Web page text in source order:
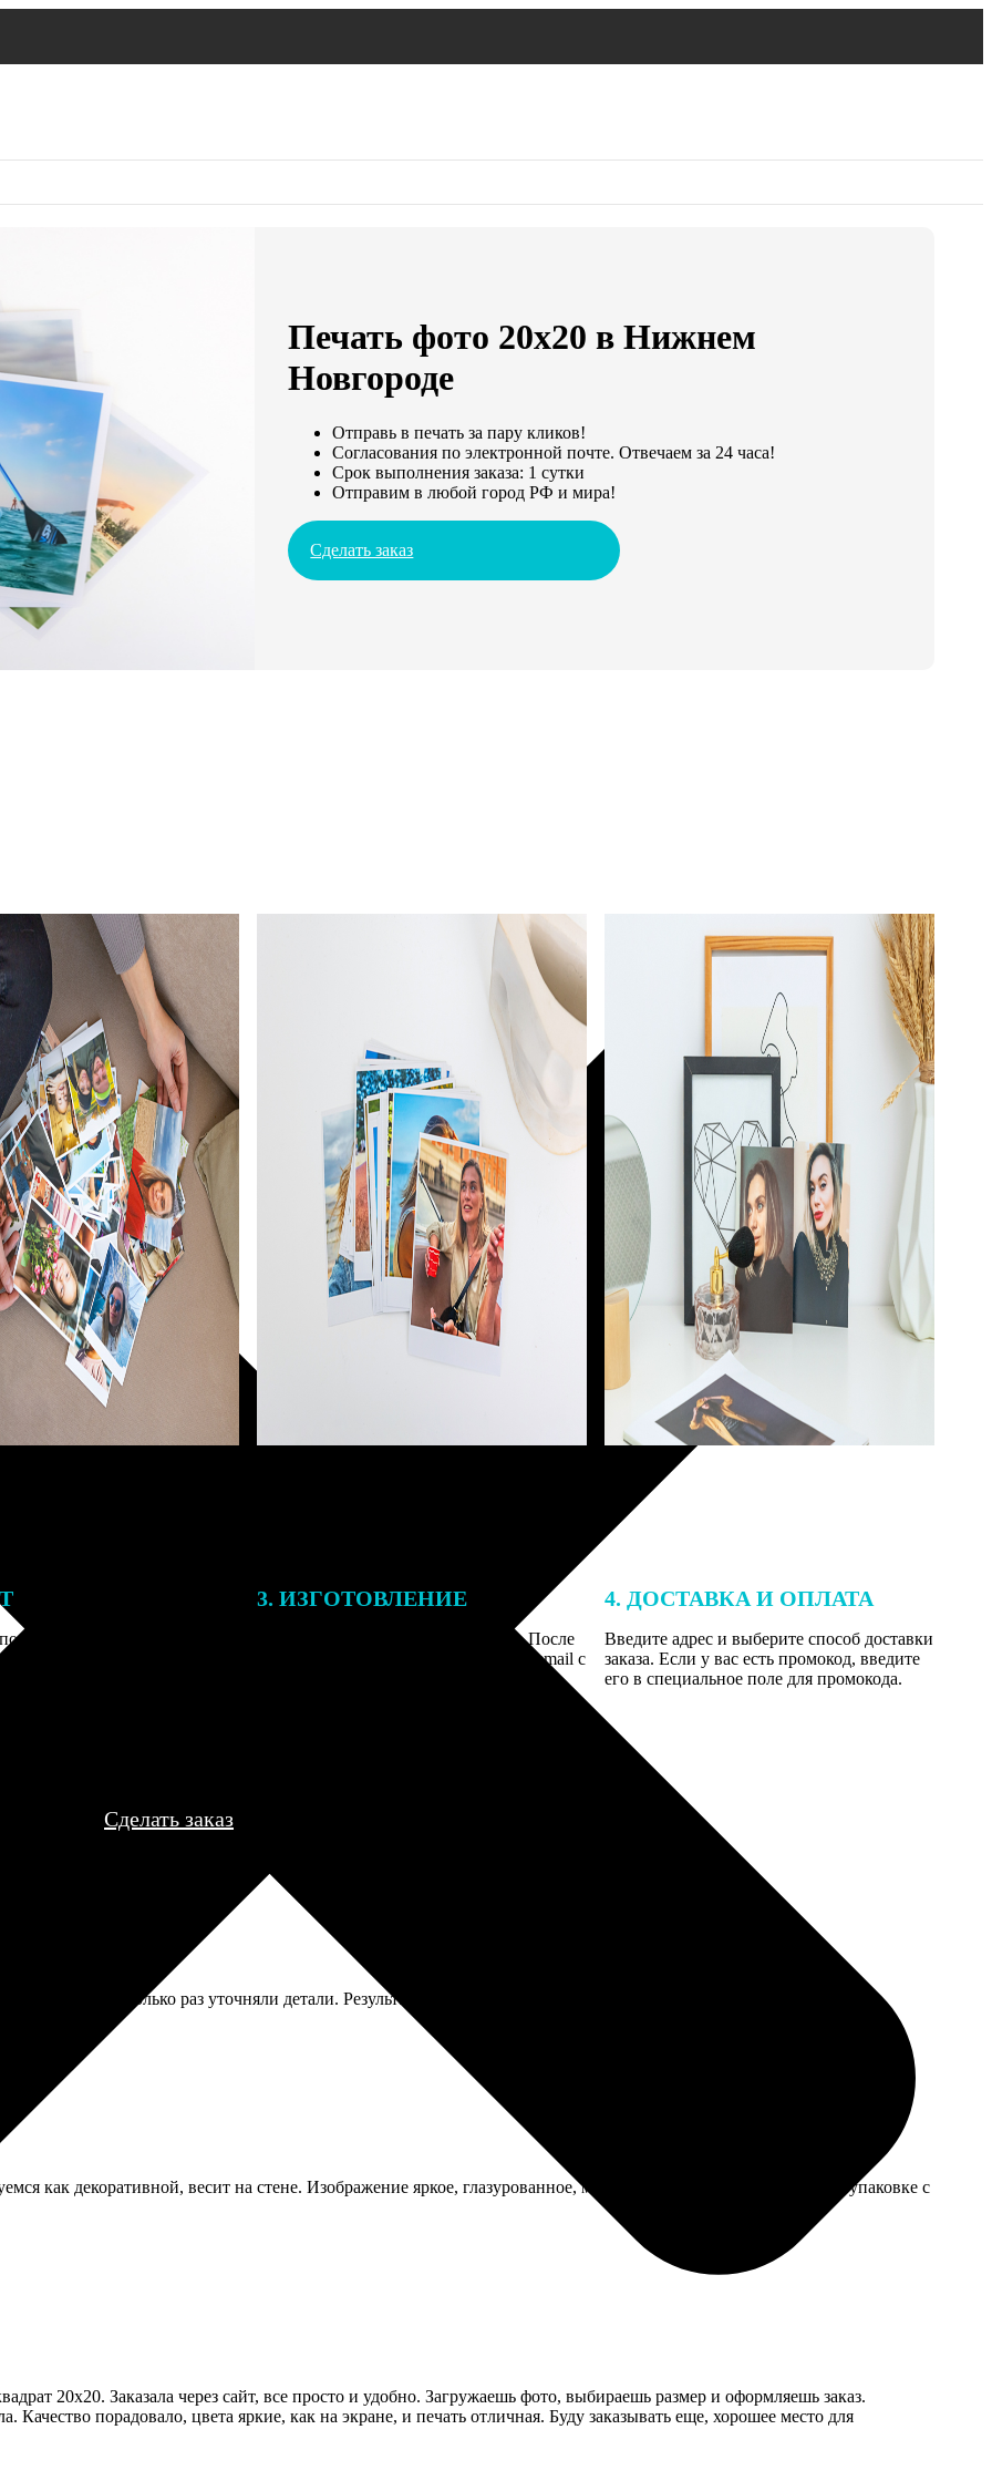
Печать фото 20х20 в Нижнем
Новгороде
Отправь в печать за пару кликов!
Согласования по электронной почте. Отвечаем за 24 часа!
Срок выполнения заказа: 1 сутки
Отправим в любой город РФ и мира!
Сделать заказ
заказа к печати
могут связаться с Вами
телефону или email для
деталей.
3. ИЗГОТОВЛЕНИЕ
Оплатите заказ банковской картой. После
оплаты получите подтверждение на email с
описанием заказа. Когда отправим заказ
4. ДОСТАВКА И ОПЛАТА
Введите адрес и выберите способ доставки
заказа. Если у вас есть промокод, введите
его в специальное поле для промокода.
Сделать заказ
долго, несколько раз уточняли детали. Результат стоил того, жена в восторге.
как декоративной, весит на стене. Изображение яркое, глазурованное, моется легко. Прислали в хорошей упаковке с
20х20. Заказала через сайт, все просто и удобно. Загружаешь фото, выбираешь размер и оформляешь заказ.
Качество порадовало, цвета яркие, как на экране, и печать отличная. Буду заказывать еще, хорошее место для